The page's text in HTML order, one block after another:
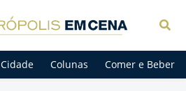
Cidade Colunas Comer e Beber